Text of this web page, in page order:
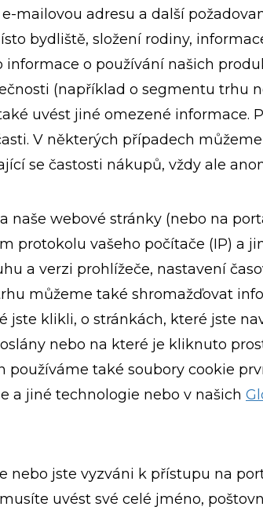
mailovou adresu a další
bydliště, složení rodiny,
o používání našich
(například o segmentu trhu
uvést jiné omezené informace.
V některých případech
se častosti nákupů, vždy ale
naše webové stránky (nebo na
vašeho počítače (IP) a
a verzi prohlížeče, nastavení
můžeme také shromažďovat
jste klikli, o stránkách, které jste
nebo na které je kliknuto
používáme také soubory cookie
a jiné technologie nebo v našich
nebo jste vyzváni k přístupu na
uvést své celé jméno,